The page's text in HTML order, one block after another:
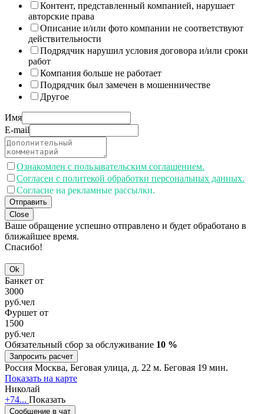
Контент, представленный компанией, нарушает
авторские права
Описание и/или фото компании не соответствуют
действительности
Подрядчик нарушил условия договора и/или сроки
работ
Компания больше не работает
Подрядчик был замечен в мошенничестве
Другое
Имя
E-mail
Ознакомлен с пользавательским соглашением.
Согласен с политекой обработки персональных данных.
Согласие на рекламные рассылки.
Отправить
Close
Ваше обращение успешно отправлено и будет обработано в
ближайшее время.
Спасибо!
Ok
Банкет от
3000
руб.чел
Фуршет от
1500
руб.чел
Обязательный сбор за обслуживание 10 %
Запросить расчет
Россия Москва, Беговая улица, д. 22 м. Беговая 19 мин.
Показать на карте
Николай
+74... Показать
Сообщение в чат